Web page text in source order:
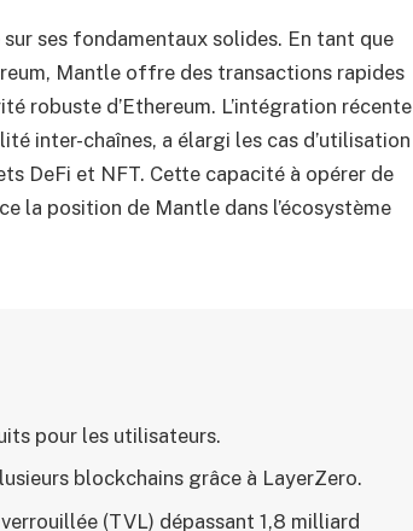
ses fondamentaux solides. En tant que
Mantle offre des transactions rapides
robuste d’Ethereum. L’intégration récente
inter-chaînes, a élargi les cas d’utilisation
DeFi et NFT. Cette capacité à opérer de
la position de Mantle dans l’écosystème
pour les utilisateurs.
blockchains grâce à LayerZero.
(TVL) dépassant 1,8 milliard